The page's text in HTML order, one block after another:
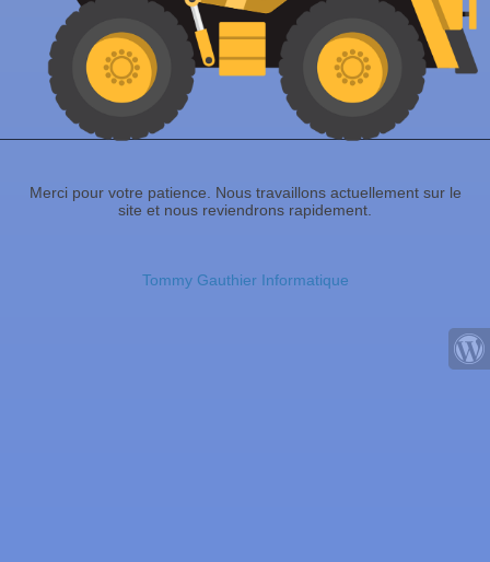
Merci pour votre patience. Nous travaillons actuellement sur le
site et nous reviendrons rapidement.
Tommy Gauthier Informatique